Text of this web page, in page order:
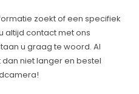
zoekt of een specifiek
altijd contact met ons
u graag te woord. Al
niet langer en bestel